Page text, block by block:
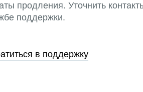
продления. Уточнить
поддержки.
в поддержку